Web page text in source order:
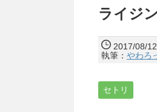
ライジ
2017/08/12
執筆： やわろ
セトリ